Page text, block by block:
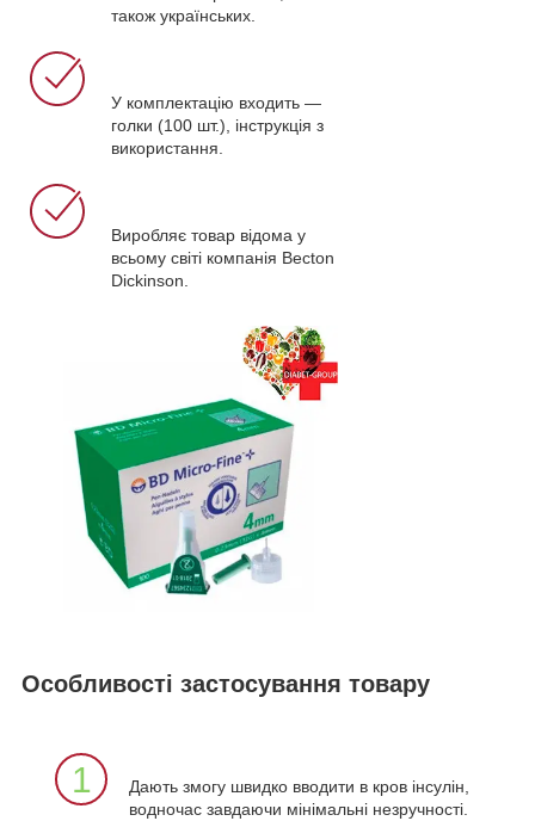
також українських.
У комплектацію входить —
голки (100 шт.), інструкція з
використання.
Виробляє товар відома у
всьому світі компанія Becton
Dickinson.
Особливості застосування товару
1
Дають змогу швидко вводити в кров інсулін,
водночас завдаючи мінімальні незручності.